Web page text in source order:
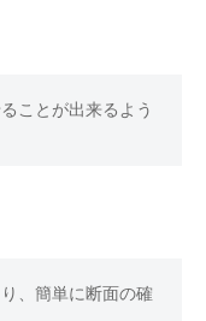
とが出来るよう
簡単に断面の確